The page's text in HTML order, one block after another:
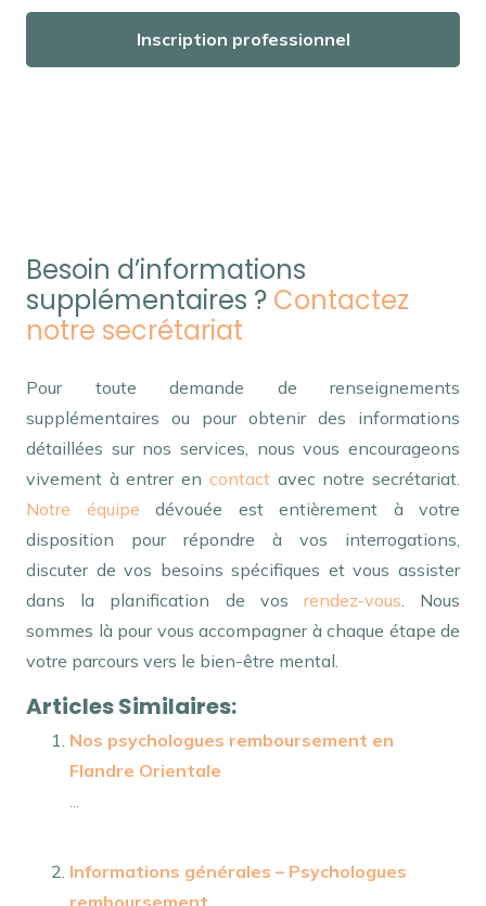
Inscription professionnel
Besoin d’informations
supplémentaires ? Contactez
notre secrétariat
Pour toute demande de renseignements
supplémentaires ou pour obtenir des informations
détaillées sur nos services, nous vous encourageons
vivement à entrer en contactavec notre secrétariat.
Notre équipe dévouée est entièrement à votre
disposition pour répondre à vos interrogations,
discuter de vos besoins spécifiques et vous assister
dans la planification de vos rendez-vous . Nous
sommes là pour vous accompagner à chaque étape de
votre parcours vers le bien-être mental.
Articles Similaires:
Nos psychologues remboursement en
Flandre Orientale
Informations générales – Psychologues
remboursement